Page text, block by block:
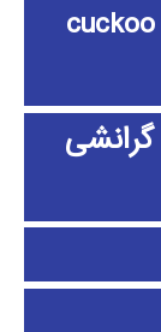
الگوریتم جستجوی فاخته cuckoo